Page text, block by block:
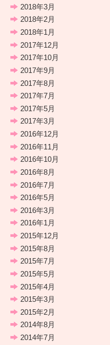
2018年3月
2018年2月
2018年1月
2017年12月
2017年10月
2017年9月
2017年8月
2017年7月
2017年5月
2017年3月
2016年12月
2016年11月
2016年10月
2016年8月
2016年7月
2016年5月
2016年3月
2016年1月
2015年12月
2015年8月
2015年7月
2015年5月
2015年4月
2015年3月
2015年2月
2014年8月
2014年7月